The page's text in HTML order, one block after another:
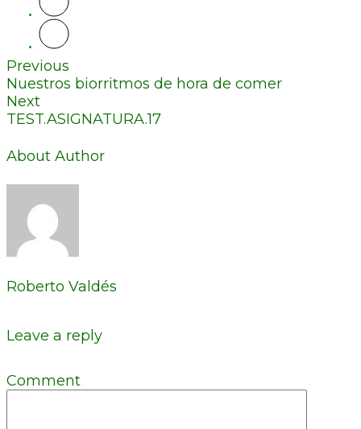
Previous
Nuestros biorritmos de hora de comer
Next
TEST.ASIGNATURA.17
About Author
Roberto Valdés
Leave a reply
Comment